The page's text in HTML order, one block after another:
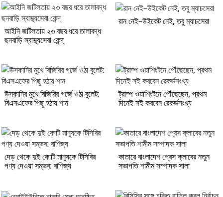
আইনি জটিলতায় ২৩ বছর ধরে তালাবদ্ধ
ছনবাড়ি স্বাস্থ্যসেবা কেন্দ্
রান নেই–উইকেট নেই, তবু ম্যাচসেরা
উসকানির মুখে বিজিবির গর্জে ওঠা বুলেট:
বিএসএফের পিছু হঠায় শান
ট্রাম্প ওয়াশিংটনে পৌঁছেছেন, প্রথম
দিনেই সই করবেন রেকর্ডসংখ্য
দেড় থেকে দুই কোটি মানুষকে টিসিবির
পণ্য দেওয়া সম্ভব: বাণিজ্য
কাতারে বাংলাদেশ প্রেস ক্লাবের নতুন
সভাপতি শামীম সম্পাদক সালা